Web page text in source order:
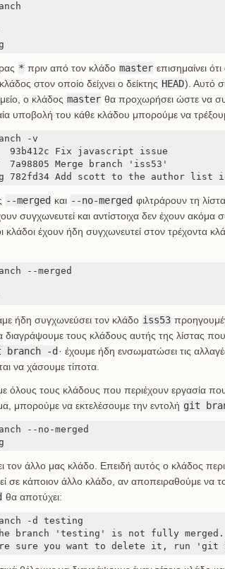
* πριν από τον κλάδο master επισημαίνει
στον οποίο δείχνει ο δείκτης HEAD). Αυτό
ο κλάδος master θα προχωρήσει ώστε να
υποβολή του κάθε κλάδου μπορούμε να
-v
93b412c Fix javascript issue
7a98805 Merge branch 'iss53'
782fd34 Add scott to the author list
--merged και --no-merged φιλτράρουν τη
συγχωνευτεί και αντίστοιχα δεν έχουν ακόμα
κλάδοι έχουν ήδη συγχωνευτεί στον τρέχοντα
--merged
ήδη συγχωνεύσει τον κλάδο iss53
διαγράψουμε τους κλάδους αυτής της λίστας
branch -d · έχουμε ήδη ενσωματώσει τις
να χάσουμε τίποτα.
όλους τους κλάδους που περιέχουν εργασία
μπορούμε να εκτελέσουμε την εντολή git
--no-merged
τον άλλο μας κλάδο. Επειδή αυτός ο κλάδος
σε κάποιον άλλο κλάδο, αν αποπειραθούμε να
θα αποτύχει:
-d testing
branch 'testing' is not fully merged.
sure you want to delete it, run 'git